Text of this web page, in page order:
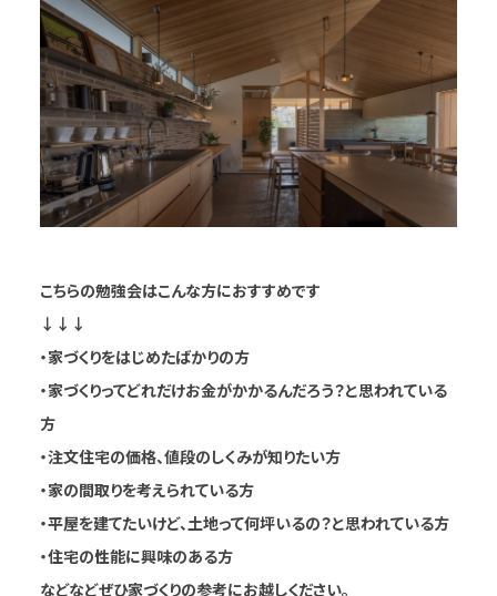
こちらの勉強会はこんな方におすすめです
↓↓↓
・家づくりをはじめたばかりの方
・家づくりってどれだけお金がかかるんだろう？と思われている
方
・注文住宅の価格、値段のしくみが知りたい方
・家の間取りを考えられている方
・平屋を建てたいけど、土地って何坪いるの？と思われている方
・住宅の性能に興味のある方
などなどぜひ家づくりの参考にお越しください。